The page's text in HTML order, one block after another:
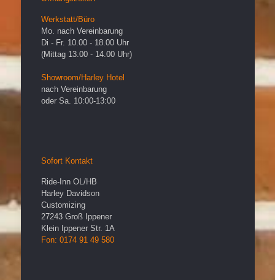
Werkstatt/Büro
Mo. nach Vereinbarung
Di - Fr. 10.00 - 18.00 Uhr
(Mittag 13.00 - 14.00 Uhr)
Showroom/Harley Hotel
nach Vereinbarung
oder Sa. 10:00-13:00
Sofort Kontakt
Ride-Inn OL/HB
Harley Davidson
Customizing
27243 Groß Ippener
Klein Ippener Str. 1A
Fon: 0174 91 49 580